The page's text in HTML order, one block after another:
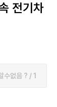
전기차
수없음 ? / 1